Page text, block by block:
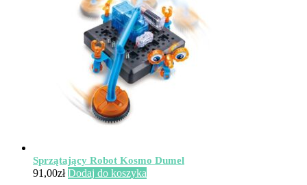
Sprzątający Robot Kosmo Dumel
91,00zł Dodaj do koszyka